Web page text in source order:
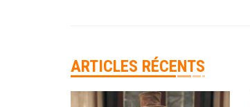
ARTICLES RÉCENTS